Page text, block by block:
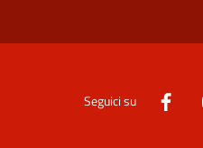
Seguici su